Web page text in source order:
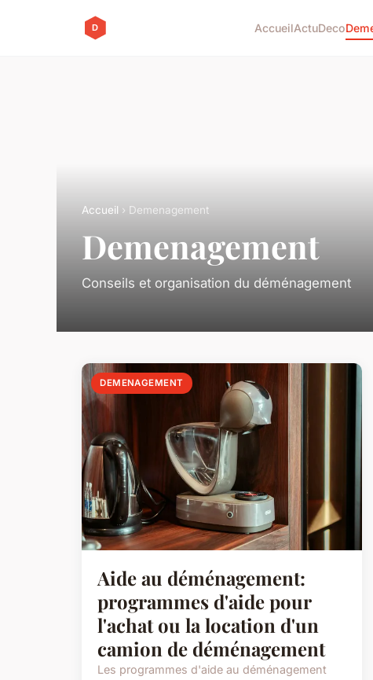
AccueilActuDeco
Accueil › Demenagement
Demenagement
Conseils et organisation du déménagement
DEMENAGEMENT
Aide au déménagement:
programmes d'aide pour
l'achat ou la location d'un
camion de déménagement
Les programmes d'aide au déménagement